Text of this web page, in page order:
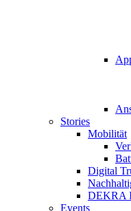
Stories
Mobilität
Digital
DEKRA
Events